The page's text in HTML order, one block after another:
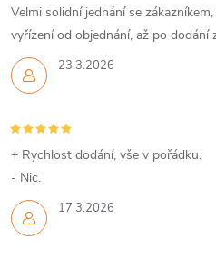
k
y
v
ý
p
i
s
23.3.2026
Velmi solidní jednání se
vyřízení od objednání, až po dodání
17.3.2026
+ Rychlost dodání, vše v pořádku.
- Nic.